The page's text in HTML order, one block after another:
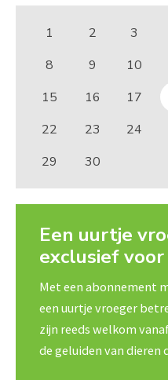
1 2 3
8
9 10
15
16 17
22
23 24
29
30
Een uurtje
exclusief
Met een abonnement
een uurtje vroeger
zijn reeds welkom
de geluiden van dieren